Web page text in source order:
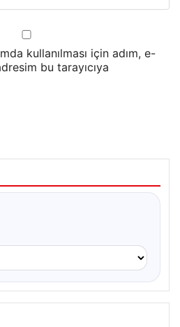
kullanılması için adım, e-
bu tarayıcıya